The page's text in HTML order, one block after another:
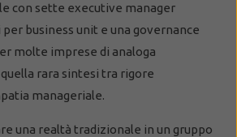
con sette executive manager
business unit e una governance
molte imprese di analoga
rara sintesi tra rigore
manageriale.
una realtà tradizionale in un gruppo